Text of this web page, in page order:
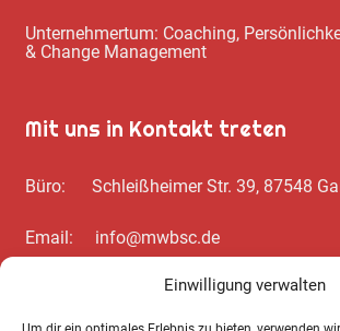
Einwilligung verwalten
Unternehmertum: Coaching,
& Change Management
Mit uns in Kontakt treten
Büro: Schleißheimer Str. 39, 87548
Email: info@mwbsc.de
Telefon: +49 89 / 20 00 35 62